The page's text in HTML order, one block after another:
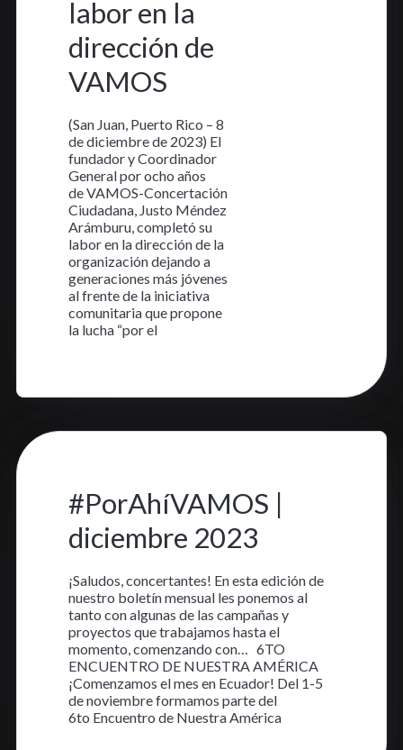
labor en la
dirección de
VAMOS
(San Juan, Puerto Rico – 8
de diciembre de 2023) El
fundador y Coordinador
General por ocho años
de VAMOS-Concertación
Ciudadana, Justo Méndez
Arámburu, completó su
labor en la dirección de la
organización dejando a
generaciones más jóvenes
al frente de la iniciativa
comunitaria que propone
la lucha “por el
#PorAhíVAMOS |
diciembre 2023
¡Saludos, concertantes! En esta edición de
nuestro boletín mensual les ponemos al
tanto con algunas de las campañas y
proyectos que trabajamos hasta el
momento, comenzando con… 6TO
ENCUENTRO DE NUESTRA AMÉRICA
¡Comenzamos el mes en Ecuador! Del 1-5
de noviembre formamos parte del
6to Encuentro de Nuestra América